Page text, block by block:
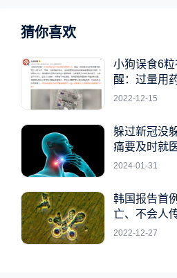
猜你喜欢
小狗误食6
醒：过量用
2022-12-15
躲过新冠没
痛要及时就
2024-01-31
韩国报告首
亡、不会人
2022-12-27